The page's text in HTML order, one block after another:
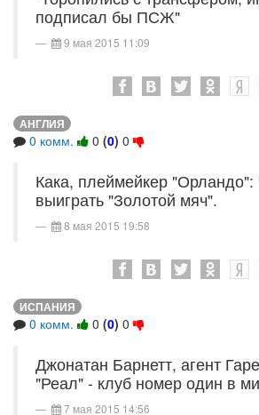
подписал бы ПСЖ"
9 мая 2015 11:09
АНГЛИЯ
0 комм. 0 (0) 0
Кака, плеймейкер
выиграть "Золотой мяч".
8 мая 2015 19:58
ИСПАНИЯ
0 комм. 0 (0) 0
Джонатан Барнетт, агент
"Реал" - клуб номер один в
7 мая 2015 14:56